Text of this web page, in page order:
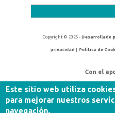
Copyright © 2026 -Desarrollado
privacidad |Política de
Con el
Este sitio web utiliza
para mejorar nuestros
navegación.